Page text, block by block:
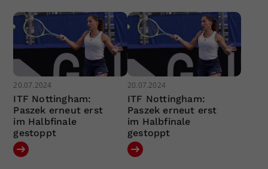
20.07.2024
ITF Nottingham:
Paszek erneut erst
im Halbfinale
gestoppt
20.07.2024
ITF Nottingham:
Paszek erneut erst
im Halbfinale
gestoppt